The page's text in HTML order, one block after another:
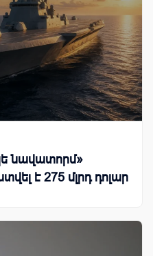
նավատորմ»
է 275 մլրդ դոլար